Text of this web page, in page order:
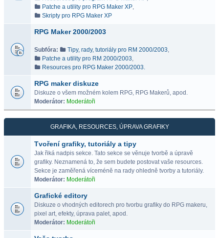
Patche a utility pro RPG Maker XP,
Skripty pro RPG Maker XP
RPG Maker 2000/2003
Subfóra: Tipy, rady, tutoriály pro RM 2000/2003,
Patche a utility pro RM 2000/2003,
Resources pro RPG Maker 2000/2003.
RPG maker diskuze
Diskuze o všem možném kolem RPG, RPG Makerů, apod.
Moderátor: Moderátoři
GRAFIKA, RESOURCES, ÚPRAVA GRAFIKY
Tvoření grafiky, tutoriály a tipy
Jak řiká nadpis sekce. Tato sekce se věnuje tvorbě a úpravě
grafiky. Neznamená to, že sem budete postovat vaše resources.
Sekce je zaměřená víceméně na rady ohledně tvorby a tutoriály.
Moderátor: Moderátoři
Grafické editory
Diskuze o vhodných editorech pro tvorbu grafiky do RPG makeru,
pixel art, efekty, úprava palet, apod.
Moderátor: Moderátoři